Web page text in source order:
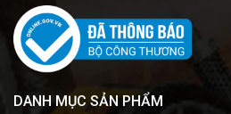
DANH MỤC SẢN PHẨM